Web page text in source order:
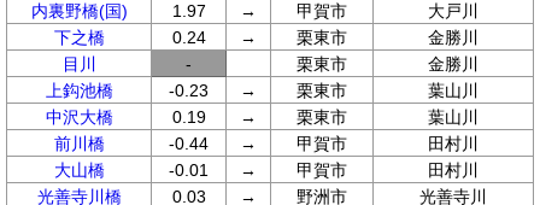
内裏野橋(国)
1.97 → 甲賀市
大戸川
下之橋
0.24 → 栗東市
金勝川
目川
- 栗東市
金勝川
上鈎池橋
-0.23 → 栗東市
葉山川
中沢大橋
0.19 → 栗東市
葉山川
前川橋
-0.44 → 甲賀市
田村川
大山橋
-0.01 → 甲賀市
田村川
光善寺川橋
0.03 → 野洲市
光善寺川